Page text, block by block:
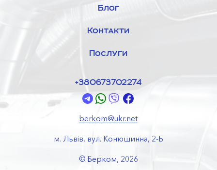
з 2006 року, постійно нарощує потужності, не має
потребу у якісній продукції за оптимальними цінами, ми
вітчизняну економіку.
за параметрами клієнта, можна на веб-сайті
+38 (067) 370-22-74 чи електронною скринькою
office@bercom.lviv.ua. Завжди радо допоможемо Вам
купити необхідний товар! Гарантуємо відсутність
дефектів, довговічність і надійність наших утеплених
Блог
Контакти
Послуги
+380673702274
berkom@ukr.net
м. Львів, вул. Конюшинна, 2-Б
© Берком, 2026